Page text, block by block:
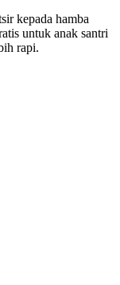
kepada hamba
untuk anak santri
rapi.⁣⁣⁣